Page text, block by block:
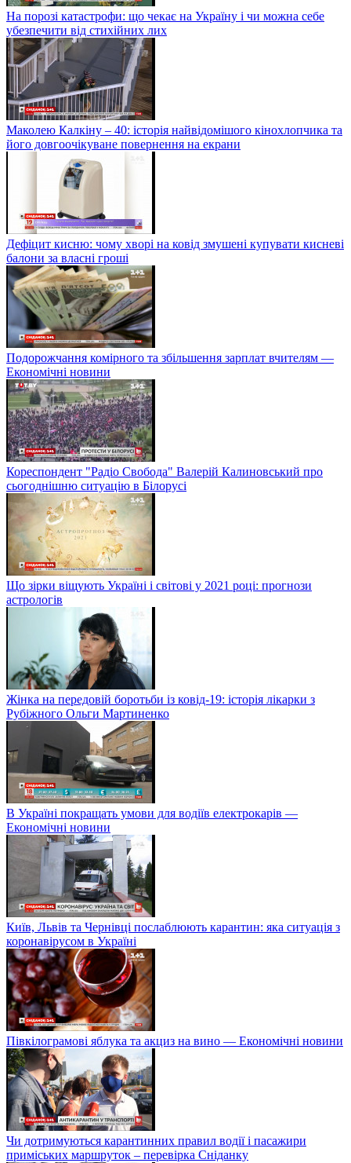
На порозі катастрофи: що чекає на Україну і чи можна себе
убезпечити від стихійних лих
Маколею Калкіну – 40: історія найвідомішого кінохлопчика та
його довгоочікуване повернення на екрани
Дефіцит кисню: чому хворі на ковід змушені купувати кисневі
балони за власні гроші
Подорожчання комірного та збільшення зарплат вчителям —
Економічні новини
Кореспондент "Радіо Свобода" Валерій Калиновський про
сьогоднішню ситуацію в Білорусі
Що зірки віщують Україні і світові у 2021 році: прогнози
астрологів
Жінка на передовій боротьби із ковід-19: історія лікарки з
Рубіжного Ольги Мартиненко
В Україні покращать умови для водіїв електрокарів —
Економічні новини
Київ, Львів та Чернівці послаблюють карантин: яка ситуація з
коронавірусом в Україні
Півкілограмові яблука та акциз на вино — Економічні новини
Чи дотримуються карантинних правил водії і пасажири
приміських маршруток – перевірка Сніданку